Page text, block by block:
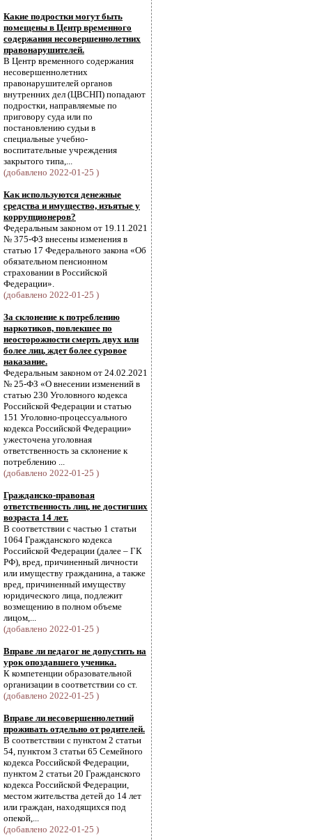
Какие подростки могут быть
помещены в Центр временного
содержания несовершеннолетних
правонарушителей.
В Центр временного содержания
несовершеннолетних
правонарушителей органов
внутренних дел (ЦВСНП) попадают
подростки, направляемые по
приговору суда или по
постановлению судьи в
специальные учебно-
воспитательные учреждения
закрытого типа,...
(добавлено 2022-01-25 )
Как используются денежные
средства и имущество, изъятые у
коррупционеров?
Федеральным законом от 19.11.2021
№ 375-ФЗ внесены изменения в
статью 17 Федерального закона «Об
обязательном пенсионном
страховании в Российской
Федерации».
(добавлено 2022-01-25 )
За склонение к потреблению
наркотиков, повлекшее по
неосторожности смерть двух или
более лиц, ждет более суровое
наказание.
Федеральным законом от 24.02.2021
№ 25-ФЗ «О внесении изменений в
статью 230 Уголовного кодекса
Российской Федерации и статью
151 Уголовно-процессуального
кодекса Российской Федерации»
ужесточена уголовная
ответственность за склонение к
потреблению ...
(добавлено 2022-01-25 )
Гражданско-правовая
ответственность лиц, не достигших
возраста 14 лет.
В соответствии с частью 1 статьи
1064 Гражданского кодекса
Российской Федерации (далее – ГК
РФ), вред, причиненный личности
или имуществу гражданина, а также
вред, причиненный имуществу
юридического лица, подлежит
возмещению в полном объеме
лицом,...
(добавлено 2022-01-25 )
Вправе ли педагог не допустить на
урок опоздавшего ученика.
К компетенции образовательной
организации в соответствии со ст.
(добавлено 2022-01-25 )
Вправе ли несовершеннолетний
проживать отдельно от родителей.
В соответствии с пунктом 2 статьи
54, пунктом 3 статьи 65 Семейного
кодекса Российской Федерации,
пунктом 2 статьи 20 Гражданского
кодекса Российской Федерации,
местом жительства детей до 14 лет
или граждан, находящихся под
опекой,...
(добавлено 2022-01-25 )